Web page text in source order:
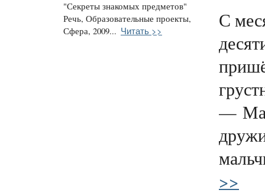
"Секреты знакомых предметов"
Речь, Образовательные проекты,
Сфера, 2009... Читать >>
С
—
>>